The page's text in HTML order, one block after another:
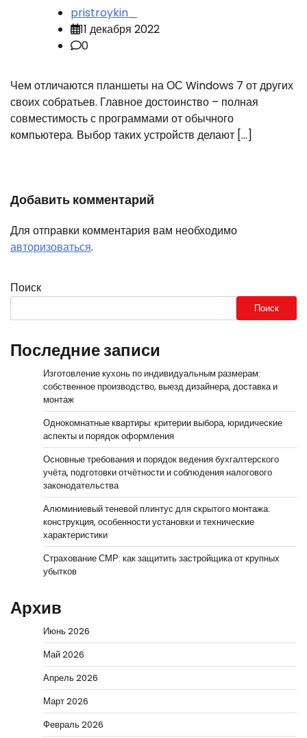
pristroykin_
11 декабря 2022
0
Чем отличаются планшеты на ОС Windows 7 от других
своих собратьев. Главное достоинство – полная
совместимость с программами от обычного
компьютера. Выбор таких устройств делают […]
Добавить комментарий
Для отправки комментария вам необходимо
авторизоваться.
Поиск
Поиск
Последние записи
Изготовление кухонь по индивидуальным размерам:
собственное производство, выезд дизайнера, доставка и
монтаж
Однокомнатные квартиры: критерии выбора, юридические
аспекты и порядок оформления
Основные требования и порядок ведения бухгалтерского
учёта, подготовки отчётности и соблюдения налогового
законодательства
Алюминиевый теневой плинтус для скрытого монтажа:
конструкция, особенности установки и технические
характеристики
Страхование СМР: как защитить застройщика от крупных
убытков
Архив
Июнь 2026
Май 2026
Апрель 2026
Март 2026
Февраль 2026